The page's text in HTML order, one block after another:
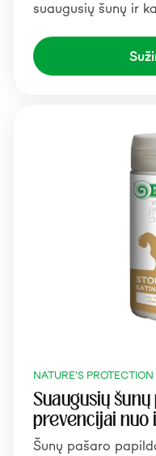
suaugusių šunų ir
NATURE'S PROTECTION
Suaugusių
prevencijai
Šunų pašaro